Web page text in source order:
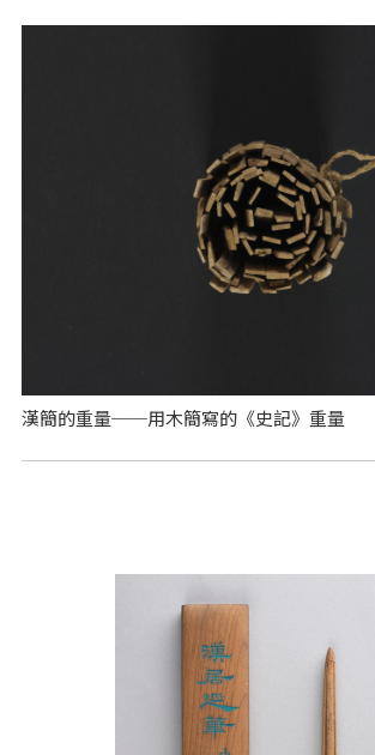
漢簡的重量──用木簡寫的《史記》重量